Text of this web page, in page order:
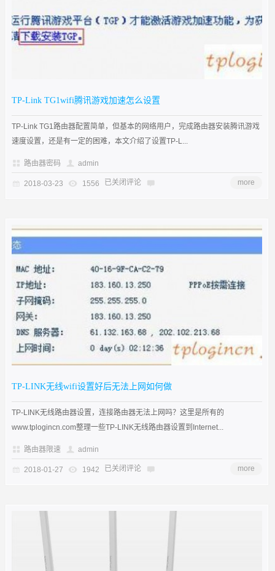
TP-Link TG1wifi腾讯游戏加速怎么设置
TP-Link TG1路由器配置简单，但基本的网络用户，完成路由器安装腾讯游戏
速度设置，还是有一定的困难，本文介绍了设置TP-L...
路由器密码 admin
2018-03-23 1556 已关闭评论 more
TP-LINK无线wifi设置好后无法上网如何做
TP-LINK无线路由器设置，连接路由器无法上网吗？这里是所有的
www.tplogincn.com整理一些TP-LINK无线路由器设置到Internet...
路由器限速 admin
2018-01-27 1942 已关闭评论 more